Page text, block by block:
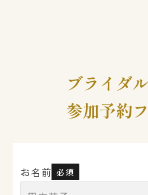
ブライダ
参加予約
お名前 必須